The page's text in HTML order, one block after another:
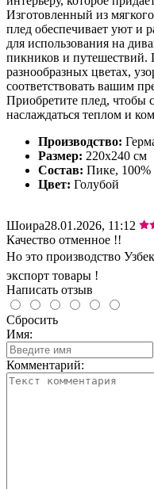
Изготовленный из
плед обеспечивает уют и
для использования на
пикников и путешествий.
разнообразных цветах,
соответствовать вашим
Приобретите плед, чтобы
наслаждаться теплом и
Производство:
Размер: 220х240 см
Состав: Пике, 100%
Цвет: Голубой
Шоира28.01.2026, 11:12
Качество отменное !!
Но это производство
экспорт товары !
Написать отзыв
Сбросить
Имя:
Комментарий: